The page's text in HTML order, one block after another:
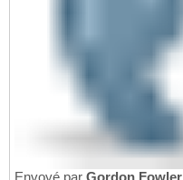
Envoyé par Gordon Fowler